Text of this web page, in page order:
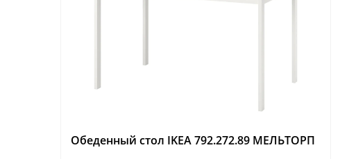
Обеденный стол IKEA 792.272.89 МЕЛЬТОРП